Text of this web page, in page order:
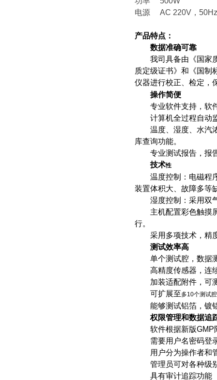
电源 AC 220V，
产品特点：
数据准确可靠
我司具备由《国家质
质定级证书》和《国制
仪器进行校正、检定，
操作简便
专业软件支持，软件
计算机全过程自动监
温度、湿度、水汽浓
库查询功能。
专业测试报告，报告
技术性
温度控制：电磁程序
装置体积大、故障多等
湿度控制：采用双气
主机配置彩色触摸屏
行。
采用多项技术，精度
测试效率高
单个测试腔，数据
高精度传感器，连续
加装适配附件，可测
可扩展至多10个测试
能够测试铝箔，镀铝
权限管理和数据追
软件根据新版GMP
需要用户名密码登
用户分为操作者和管
管理员可对各种级别
具有审计追踪功能（